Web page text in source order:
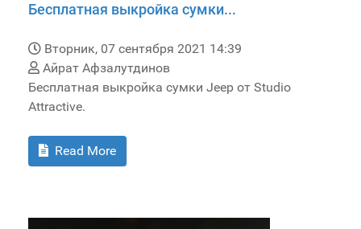
Бесплатная выкройка сумки...
Вторник, 07 сентября 2021 14:39
Айрат Афзалутдинов
Бесплатная выкройка сумки Jeep от Studio
Attractive.
Read More